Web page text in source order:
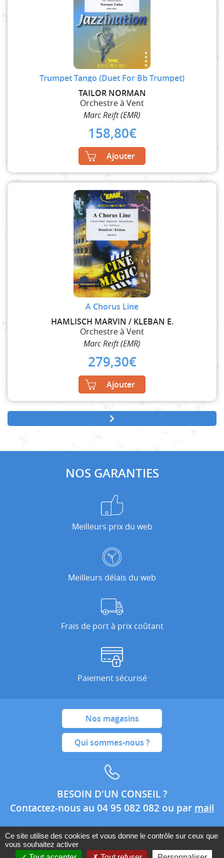
Trumpet Tango (Duet For Bb Trumpet)
TAILOR NORMAN
Orchestre à Vent
Marc Reift (EMR)
158,80€
Ajouter
A Chorus Line
HAMLISCH MARVIN / KLEBAN E.
Orchestre à Vent
Marc Reift (EMR)
279,30€
Ajouter
NOS GARANTIES
Meilleurs prix du web
Meilleurs délais du web
Frais de port à prix coûtant
Paiement sécurisé
Nos magasins
Qui sommes-nous ?
BESOIN D'UN CONSEIL ?
Contactez-nous au 04 95 082 082 ou par mail
Conditions générales de ventes Mentions légales
Ce site utilise des cookies et vous donne le contrôle sur ceux que
vous souhaitez activer